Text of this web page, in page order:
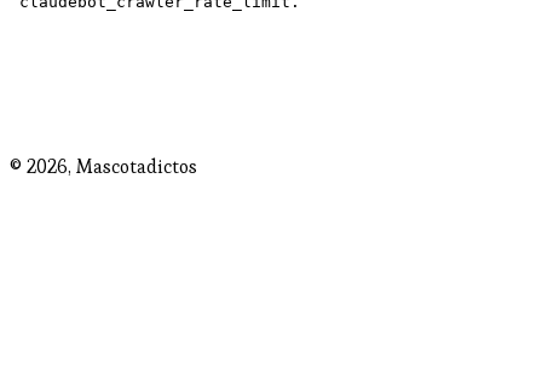
© 2026, Mascotadictos